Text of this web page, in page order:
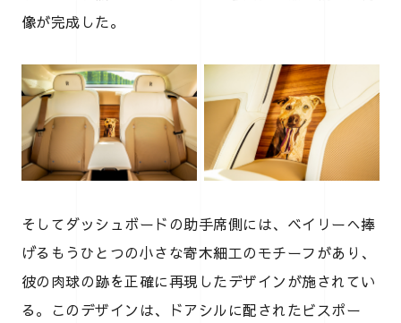
像が完成した。
そしてダッシュボードの助手席側には、ベイリーへ捧
げるもうひとつの小さな寄木細工のモチーフがあり、
彼の肉球の跡を正確に再現したデザインが施されてい
る。このデザインは、ドアシルに配されたビスポー